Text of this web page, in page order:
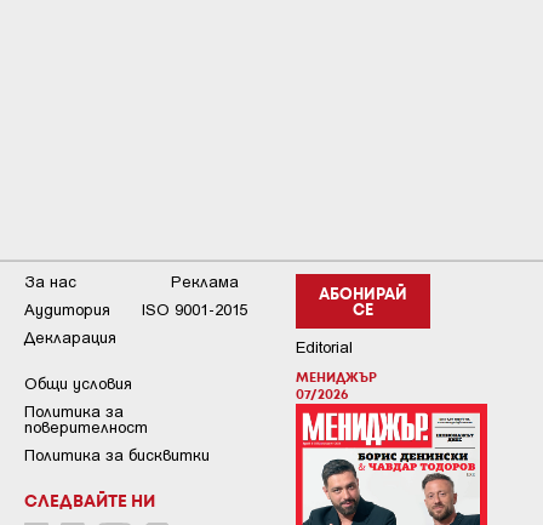
АБОНИРАЙ
СЕ
Editorial
МЕНИДЖЪР
07/2026
За нас
Реклама
Аудитория
ISO 9001-2015
Декларация
Общи условия
Пoлитикa зa
пoвepитeлнocт
Политика за бисквитки
СЛЕДВАЙТЕ НИ